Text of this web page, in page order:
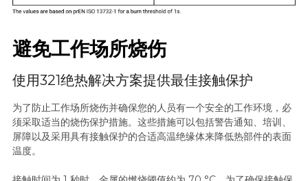
避免工作场所烧伤
使用321绝热解决方案提供最佳接触保护
为了防止工作场所烧伤并确保您的人员有一个安全的工作环境，必
须采取适当的烧伤保护措施。这些措施可以包括警告通知、培训、
屏障以及采用具有接触保护的合适高温绝缘体来降低热部件的表面
温度。